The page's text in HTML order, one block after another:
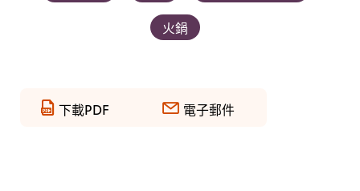
火鍋
下載PDF 電子郵件